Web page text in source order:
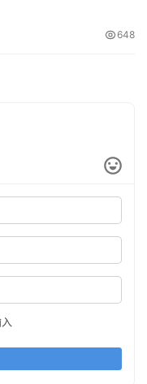
648